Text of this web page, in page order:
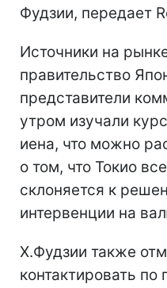
Фудзии, передает
Источники на
правительство
представители
утром изучали
иена, что можно
о том, что Токио
склоняется к
интервенции на
Х.Фудзии также
контактировать